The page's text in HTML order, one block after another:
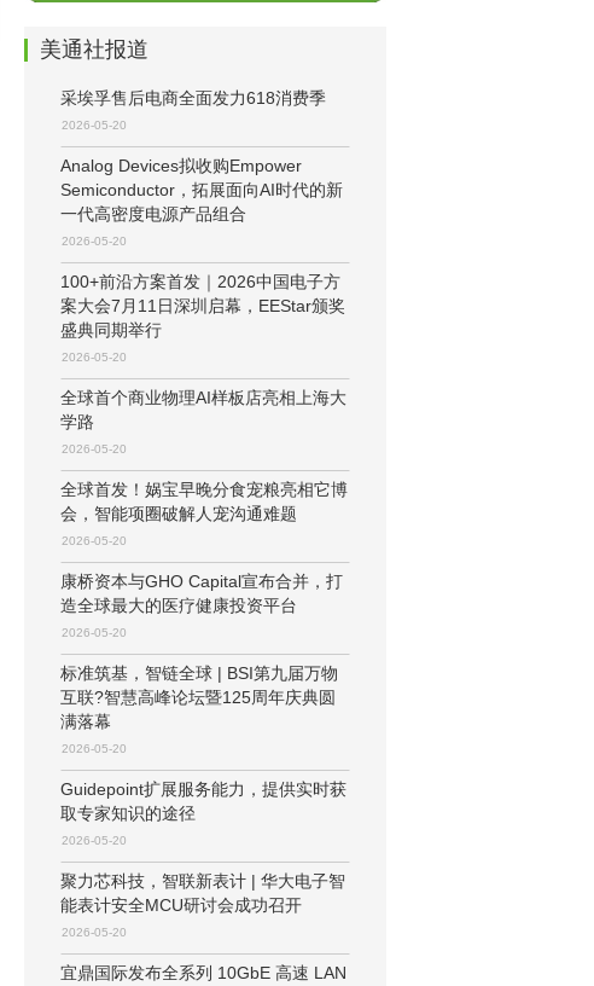
美通社报道
采埃孚售后电商全面发力618消费季
2026-05-20
Analog Devices拟收购Empower
Semiconductor，拓展面向AI时代的新
一代高密度电源产品组合
2026-05-20
100+前沿方案首发｜2026中国电子方
案大会7月11日深圳启幕，EEStar颁奖
盛典同期举行
2026-05-20
全球首个商业物理AI样板店亮相上海大
学路
2026-05-20
全球首发！娲宝早晚分食宠粮亮相它博
会，智能项圈破解人宠沟通难题
2026-05-20
康桥资本与GHO Capital宣布合并，打
造全球最大的医疗健康投资平台
2026-05-20
标准筑基，智链全球 | BSI第九届万物
互联?智慧高峰论坛暨125周年庆典圆
满落幕
2026-05-20
Guidepoint扩展服务能力，提供实时获
取专家知识的途径
2026-05-20
聚力芯科技，智联新表计 | 华大电子智
能表计安全MCU研讨会成功召开
2026-05-20
宜鼎国际发布全系列 10GbE 高速 LAN